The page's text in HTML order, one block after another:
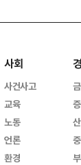
사회
사건사고
교육
노동
언론
환경